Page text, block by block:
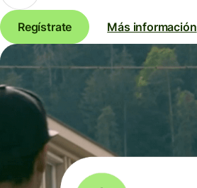
Regístrate Más información